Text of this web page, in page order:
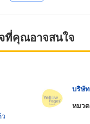
ที่คุณอาจสนใจ
บริษั
หมว